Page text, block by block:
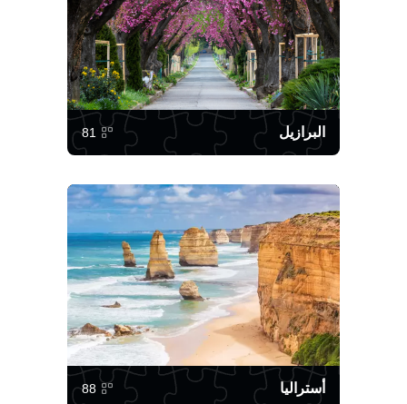
البرازيل 81
أستراليا 88